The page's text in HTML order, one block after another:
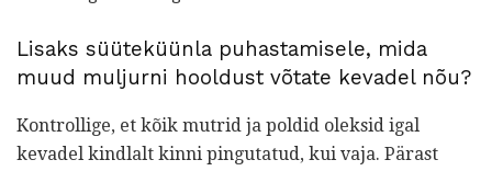
Lisaks süüteküünla puhastamisele, mida
muud muljurni hooldust võtate kevadel nõu?
Kontrollige, et kõik mutrid ja poldid oleksid igal
kevadel kindlalt kinni pingutatud, kui vaja. Pärast